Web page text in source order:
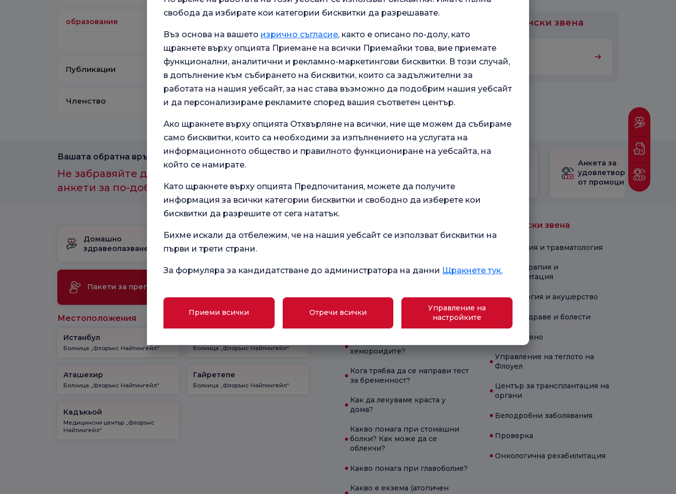
образование
Публикации
Членство
Работили са медицински звена
Домашно
здравеопазване
Пакет за
раждане
Училище за
бременност
Пакети за преглед
Местоположения
Истанбул
Болница „Флорънс Найтингейл“ Болница „Флорънс Найтингейл“
Аташехир
Болница „Флорънс Найтингейл“
Гайретепе
Болница „Флорънс Найтингейл“
Кадъкьой
Медицински център „Флорънс
Найтингейл“
състояние
Какви са симптомите на
хемороидите?
Кога трябва да се направи тест
за бременност?
Как да лекуваме краста у
дома?
Какво помага при стомашни
болки? Как може да се
облекчи?
Какво помага при главоболие?
Какво е екзема (атопичен
Медицински звена
Ортопедия и травматология
Физиотерапия и
рехабилитация
Гинекология и акушерство
Детско здраве и болести
Новородено
Управление на теглото на
Флоуел
Център за трансплантация на
органи
Белодробни заболявания
Проверка
Онкологична рехабилитация
Вашата обратна връзка е важна за нас.
Не забравяйте да участвате в нашите
анкети за по-добро здравно изживяване.
Анкета за
удовлетвореност
от промоцията
свобода да избирате кои категории бисквитки да разрешавате.
Въз основа на вашето изрично съгласие, както е описано по-долу, като
щракнете върху опцията Приемане на всички Приемайки това, вие приемате
функционални, аналитични и рекламно-маркетингови бисквитки. В този случай,
в допълнение към събирането на бисквитки, които са задължителни за
работата на нашия уебсайт, за нас става възможно да подобрим нашия уебсайт
и да персонализираме рекламите според вашия съответен център.
Ако щракнете върху опцията Отхвърляне на всички, ние ще можем да събираме
само бисквитки, които са необходими за изпълнението на услугата на
информационното общество и правилното функциониране на уебсайта, на
който се намирате.
Като щракнете върху опцията Предпочитания, можете да получите
информация за всички категории бисквитки и свободно да изберете кои
бисквитки да разрешите от сега нататък.
Бихме искали да отбележим, че на нашия уебсайт се използват бисквитки на
първи и трети страни.
За формуляра за кандидатстване до администратора на данни Щракнете тук.
Приеми всички Отречи всички
Управление на
настройките